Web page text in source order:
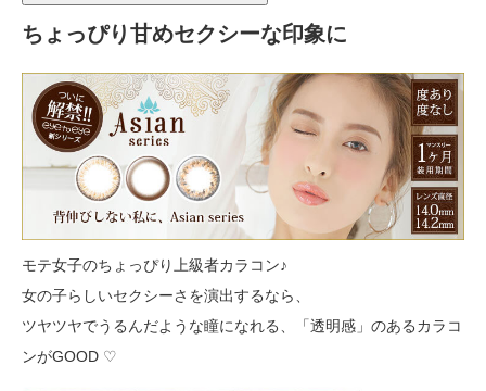
ちょっぴり甘めセクシーな印象に
モテ女子のちょっぴり上級者カラコン♪
女の子らしいセクシーさを演出するなら、
ツヤツヤでうるんだような瞳になれる、「透明感」のあるカラコ
ンがGOOD ♡